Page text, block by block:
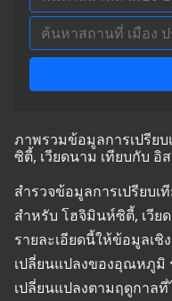
ภาพรวมข้อมูลการเปรีย
ซิตี้, เวียดนาม เทียบกับ อิ
สำรวจข้อมูลการเปรียบ
สำหรับ โฮจิมินห์ซิตี้, เวีย
รายละเอียดนี้ให้ข้อมูลเ
เปลี่ยนแปลงของอุณหภูมิ
เปลี่ยนแปลงตามฤดูกาล